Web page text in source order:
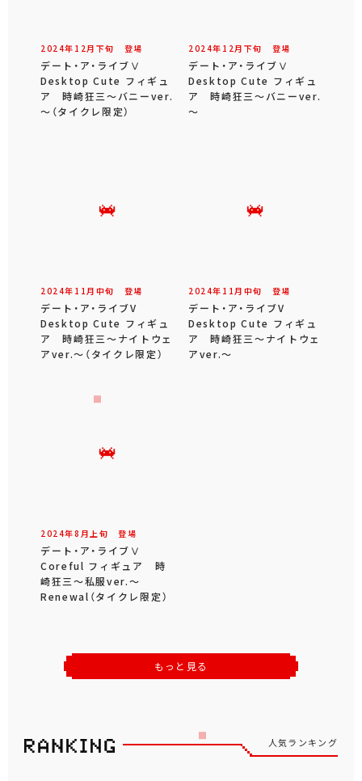
2024年 12 月 下旬 登場
デート・ア・ライブⅤ
Desktop Cute フィギュ
ア 時崎狂三～バニーver.
～（タイクレ限定）
2024年 12 月 下旬 登場
デート・ア・ライブⅤ
Desktop Cute フィギュ
ア 時崎狂三～バニーver.
～
2024年 11 月 中旬 登場
デート・ア・ライブV
Desktop Cute フィギュ
ア 時崎狂三～ナイトウェ
アver.～（タイクレ限定）
2024年 11 月 中旬 登場
デート・ア・ライブV
Desktop Cute フィギュ
ア 時崎狂三～ナイトウェ
アver.～
2024年8 月 上旬 登場
デート・ア・ライブⅤ
Coreful フィギュア 時
崎狂三～私服ver.～
Renewal（タイクレ限定）
もっと見る
人気ランキング